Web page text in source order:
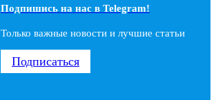
Подпишись на наc в Telegram!
Только важные новости и лучшие статьи
Подписаться